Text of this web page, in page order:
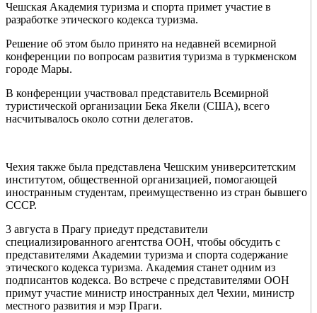
Чешская Академия туризма и спорта примет участие в
разработке этического кодекса туризма.
Решение об этом было принято на недавней всемирной
конференции по вопросам развития туризма в туркменском
городе Мары.
В конференции участвовал представитель Всемирной
туристической организации Бека Якели (США), всего
насчитывалось около сотни делегатов.
Чехия также была представлена Чешским университетским
институтом, общественной организацией, помогающей
иностранным студентам, преимущественно из стран бывшего
СССР.
3 августа в Прагу приедут представители
специализированного агентства ООН, чтобы обсудить с
представителями Академии туризма и спорта содержание
этического кодекса туризма. Академия станет одним из
подписантов кодекса. Во встрече с представителями ООН
примут участие министр иностранных дел Чехии, министр
местного развития и мэр Праги.